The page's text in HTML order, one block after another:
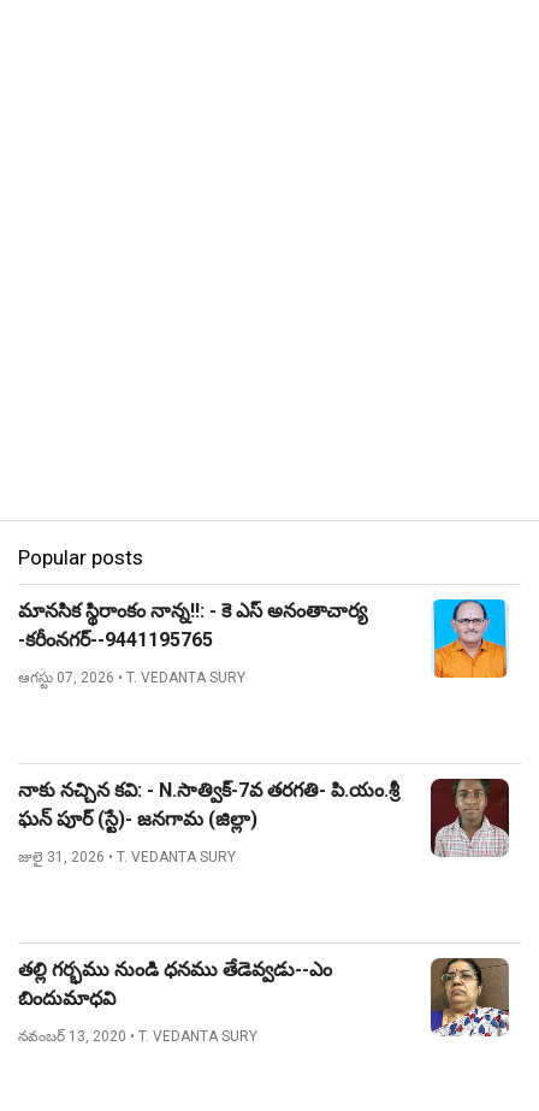
Popular posts
మానసిక స్థిరాంకం నాన్న!!: - కె ఎస్ అనంతాచార్య
-కరీంనగర్--9441195765
ఆగస్టు 07, 2026 • T. VEDANTA SURY
నాకు నచ్చిన కవి: - N.సాత్విక్-7వ తరగతి- పి.యం.శ్రీ
ఘన్ పూర్ (స్టే)- జనగామ (జిల్లా)
జులై 31, 2026 • T. VEDANTA SURY
తల్లి గర్భము నుండి ధనము తేడెవ్వడు--ఎం
బిందుమాధవి
నవంబర్ 13, 2020 • T. VEDANTA SURY